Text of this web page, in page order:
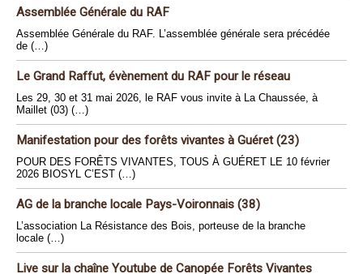
Assemblée Générale du RAF
Assemblée Générale du RAF. L’assemblée générale sera précédée
de (…)
Le Grand Raffut, évènement du RAF pour le réseau
Les 29, 30 et 31 mai 2026, le RAF vous invite à La Chaussée, à
Maillet (03) (…)
Manifestation pour des forêts vivantes à Guéret (23)
POUR DES FORÊTS VIVANTES, TOUS À GUÉRET LE 10 février
2026 BIOSYL C’EST (…)
AG de la branche locale Pays-Voironnais (38)
L’association La Résistance des Bois, porteuse de la branche
locale (…)
Live sur la chaîne Youtube de Canopée Forêts Vivantes